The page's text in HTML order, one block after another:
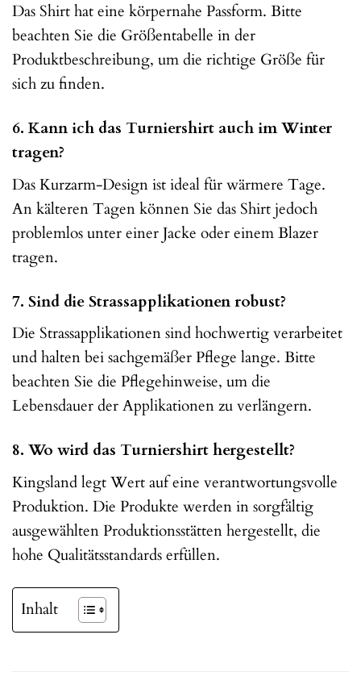
Das Shirt hat eine körpernahe Passform. Bitte
beachten Sie die Größentabelle in der
Produktbeschreibung, um die richtige Größe für
sich zu finden.
6. Kann ich das Turniershirt auch im Winter
tragen?
Das Kurzarm-Design ist ideal für wärmere Tage.
An kälteren Tagen können Sie das Shirt jedoch
problemlos unter einer Jacke oder einem Blazer
tragen.
7. Sind die Strassapplikationen robust?
Die Strassapplikationen sind hochwertig verarbeitet
und halten bei sachgemäßer Pflege lange. Bitte
beachten Sie die Pflegehinweise, um die
Lebensdauer der Applikationen zu verlängern.
8. Wo wird das Turniershirt hergestellt?
Kingsland legt Wert auf eine verantwortungsvolle
Produktion. Die Produkte werden in sorgfältig
ausgewählten Produktionsstätten hergestellt, die
hohe Qualitätsstandards erfüllen.
Inhalt